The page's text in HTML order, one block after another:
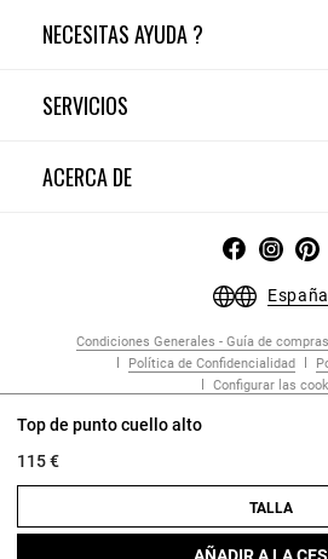
Top de punto cuello alto
115 €
TALLA
AÑADIR A LA
NECESITAS AYUDA ?
SERVICIOS
ACERCA DE
España
Condiciones Generales - Guía de compras
Política de Confidencialidad
Configurar las
Copyright © 2026 Claudie Pierlot. Todos